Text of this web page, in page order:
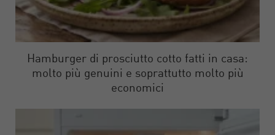
Hamburger di prosciutto cotto fatti in casa:
molto più genuini e soprattutto molto più
economici